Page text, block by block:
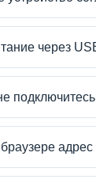
через
подключитесь
адрес